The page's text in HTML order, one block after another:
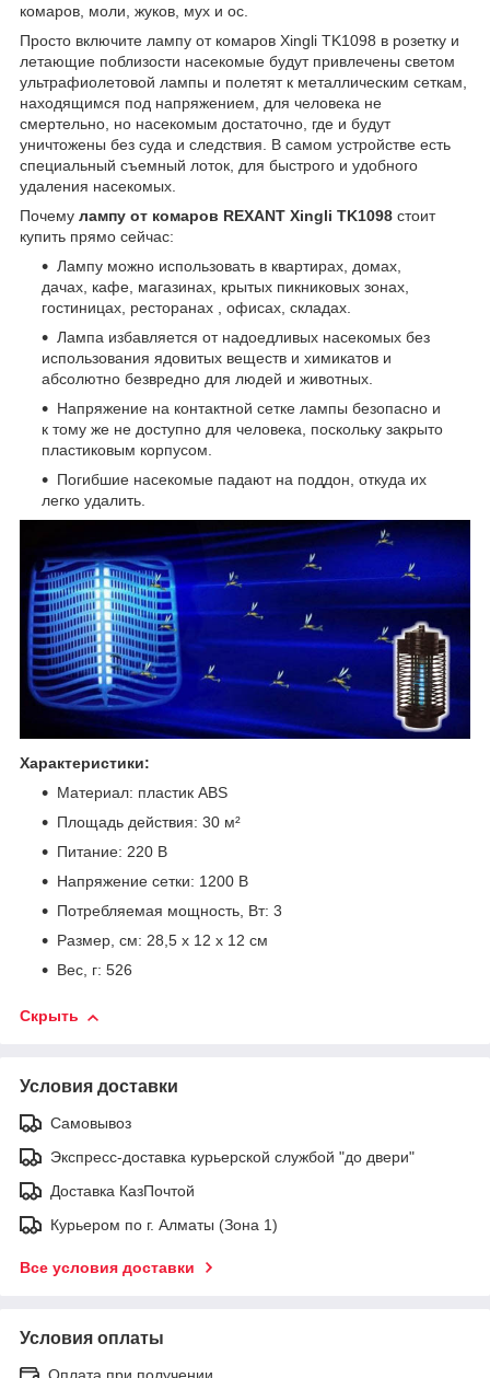
комаров, моли, жуков, мух и ос.
Просто включите лампу от комаров Xingli TK1098 в розетку и
летающие поблизости насекомые будут привлечены светом
ультрафиолетовой лампы и полетят к металлическим сеткам,
находящимся под напряжением, для человека не
смертельно, но насекомым достаточно, где и будут
уничтожены без суда и следствия. В самом устройстве есть
специальный съемный лоток, для быстрого и удобного
удаления насекомых.
Почему лампу от комаров REXANT Xingli TK1098 стоит
купить прямо сейчас:
Лампу можно использовать в квартирах, домах,
дачах, кафе, магазинах, крытых пикниковых зонах,
гостиницах, ресторанах , офисах, складах.
Лампа избавляется от надоедливых насекомых без
использования ядовитых веществ и химикатов и
абсолютно безвредно для людей и животных.
Напряжение на контактной сетке лампы безопасно и
к тому же не доступно для человека, поскольку закрыто
пластиковым корпусом.
Погибшие насекомые падают на поддон, откуда их
легко удалить.
Характеристики:
Материал: пластик ABS
Площадь действия: 30 м²
Питание: 220 В
Напряжение сетки: 1200 В
Потребляемая мощность, Вт: 3
Размер, см: 28,5 х 12 х 12 см
Вес, г: 526
Скрыть
Условия доставки
Самовывоз
Экспресс-доставка курьерской службой "до двери"
Доставка КазПочтой
Курьером по г. Алматы (Зона 1)
Все условия доставки
Условия оплаты